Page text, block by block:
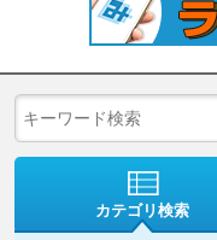
カテゴリ検索